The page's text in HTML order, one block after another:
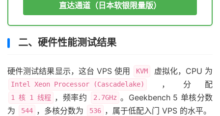
直达通道（日本软银限量版）
二、硬件性能测试结果
硬件测试结果显示，这台 VPS 使用 KVM 虚拟化，CPU 为
Intel Xeon Processor (Cascadelake) ，分配
1 核 1 线程 ，频率约 2.7GHz 。Geekbench 5 单核分数
为
544 ，多核分数为 536 ，属于低配入门 VPS 的水平。